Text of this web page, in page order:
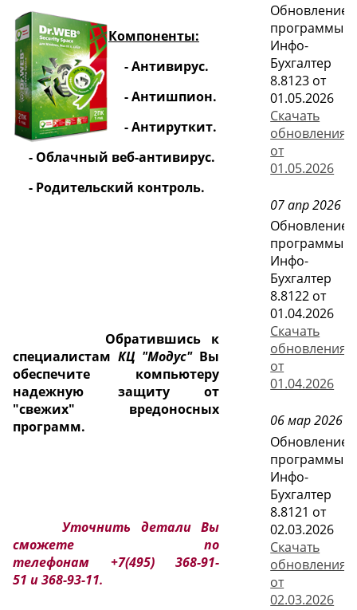
Компоненты:
- Антивирус.
- Антишпион.
- Антируткит.
- Облачный веб-антивирус.
- Родительский контроль.
Обратившись к
специалистам КЦ "Модус"Вы
обеспечите компьютеру
надежную защиту от
"свежих" вредоносных
программ.
Уточнить детали Вы
сможете по
телефонам +7(495) 368-91-
51 и 368-93-11.
Обновление
программы
Инфо-
Бухгалтер
8.8123 от
01.05.2026
Скачать
обновления
от
01.05.2026
07 апр 2026
Обновление
программы
Инфо-
Бухгалтер
8.8122 от
01.04.2026
Скачать
обновления
от
01.04.2026
06 мар 2026
Обновление
программы
Инфо-
Бухгалтер
8.8121 от
02.03.2026
Скачать
обновления
от
02.03.2026